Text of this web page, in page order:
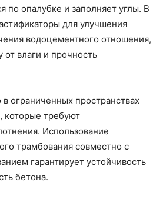
по опалубке и заполняет углы. В
для улучшения
водоцементного отношения,
от влаги и прочность
ограниченных пространствах
которые требуют
Использование
трамбования совместно с
гарантирует устойчивость
бетона.